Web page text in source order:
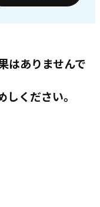
はありませんで
ください。